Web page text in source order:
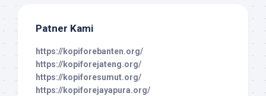
Patner Kami
https://kopiforebanten.org/
https://kopiforejateng.org/
https://kopiforesumut.org/
https://kopiforejayapura.org/